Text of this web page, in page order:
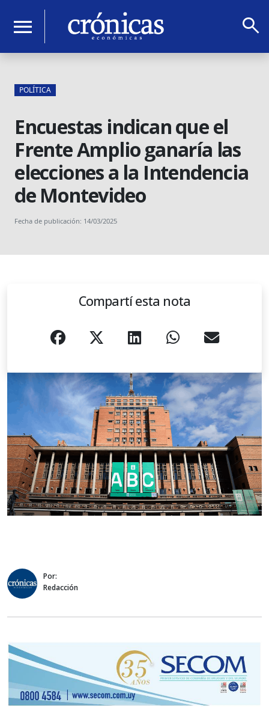
menu search
POLÍTICA
Encuestas indican que el
Frente Amplio ganaría las
elecciones a la Intendencia
de Montevideo
Fecha de publicación: 14/03/2025
Compartí esta nota
Por:
Redacción